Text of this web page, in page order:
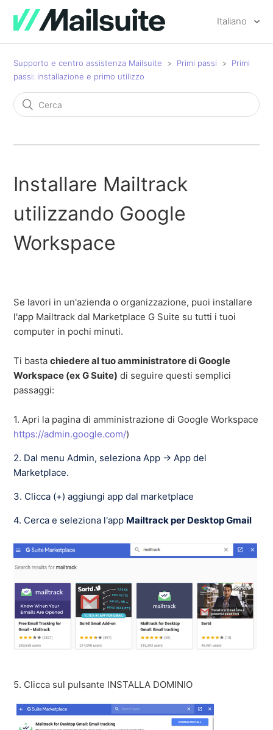
Italiano
Supporto e centro assistenza Mailsuite Primi passi
Primi
passi: installazione e primo utilizzo
Installare Mailtrack
utilizzando Google
Workspace
Se lavori in un'azienda o organizzazione, puoi installare
l'app Mailtrack dal Marketplace G Suite su tutti i tuoi
computer in pochi minuti.
Ti bastachiedere al tuo amministratore di Google
Workspace (ex G Suite) di seguire questi semplici
passaggi:
1. Apri la pagina di amministrazione di Google Workspace
https://admin.google.com/)
2. Dal menu Admin, seleziona App → App del
Marketplace.
3. Clicca (+) aggiungi app dal marketplace
4. Cerca e seleziona l'app Mailtrack per Desktop Gmail
5. Clicca sul pulsante INSTALLA DOMINIO